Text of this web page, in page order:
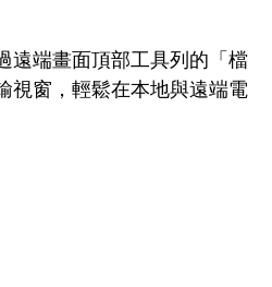
遠端畫面頂部工具列的「檔
視窗，輕鬆在本地與遠端電